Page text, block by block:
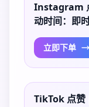
Instagram
动时间：即
立即下单
TikTok 点赞